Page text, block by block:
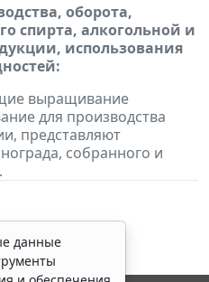
оборота,
спирта, алкогольной и
использования
выращивание
для производства
представляют
собранного и
данные